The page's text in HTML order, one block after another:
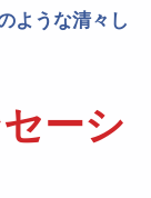
ような清々し
ーシ